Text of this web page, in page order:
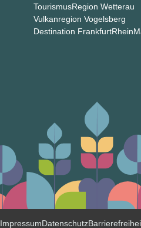
TourismusRegion Wetterau
Vulkanregion Vogelsberg
Destination
ImpressumDatenschutz